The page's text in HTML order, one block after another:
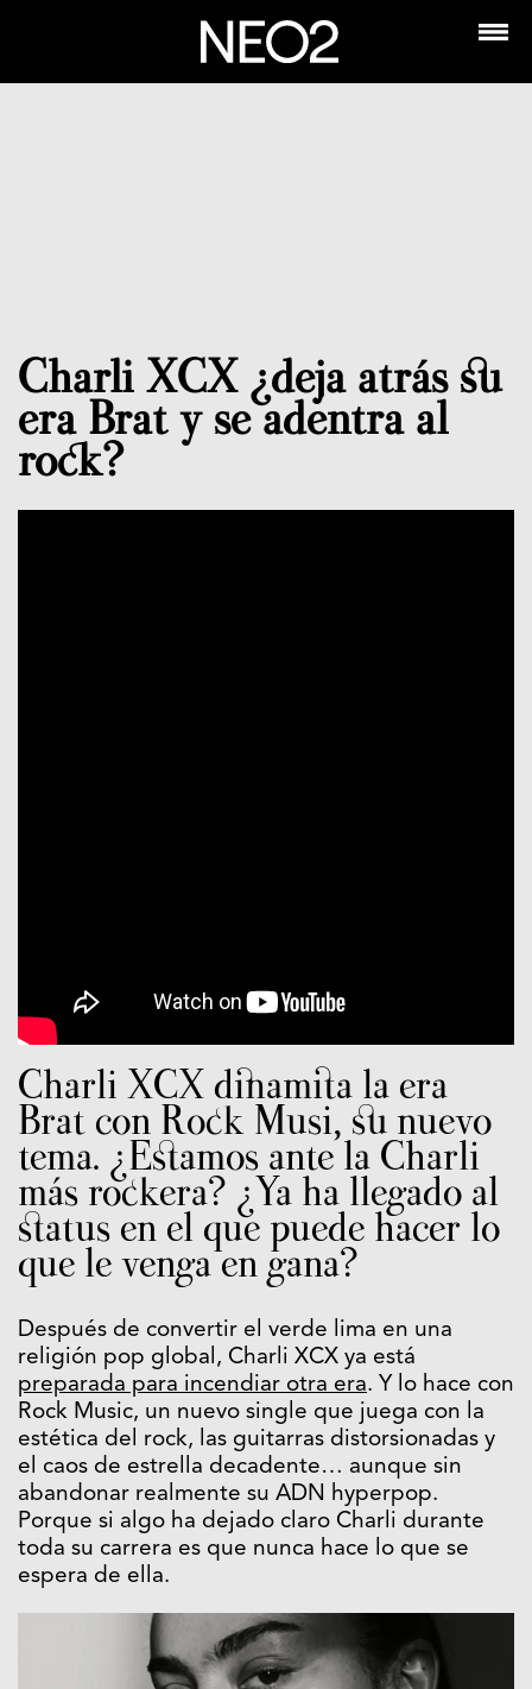
Charli XCX ¿deja atrás su
era Brat y se adentra al
rock?
Charli XCX dinamita la era
Brat con Rock Musi, su nuevo
tema. ¿Estamos ante la Charli
más rockera? ¿Ya ha llegado al
status en el que puede hacer lo
que le venga en gana?
Después de convertir el verde lima en una
religión pop global, Charli XCX ya está
preparada para incendiar otra era. Y lo hace con
Rock Music, un nuevo single que juega con la
estética del rock, las guitarras distorsionadas y
el caos de estrella decadente… aunque sin
abandonar realmente su ADN hyperpop.
Porque si algo ha dejado claro Charli durante
toda su carrera es que nunca hace lo que se
espera de ella.